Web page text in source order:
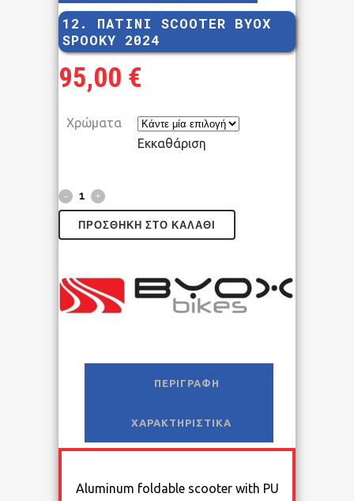
12. ΠΑΤΙΝΙ SCOOTER BYOX
SPOOKY 2024
95,00 €
Χρώματα
Εκκαθάριση
ΠΡΟΣΘΉΚΗ ΣΤΟ ΚΑΛΆΘΙ
ΠΕΡΙΓΡΑΦΉ
ΧΑΡΑΚΤΗΡΙΣΤΙΚΆ
Aluminum foldable scooter with PU